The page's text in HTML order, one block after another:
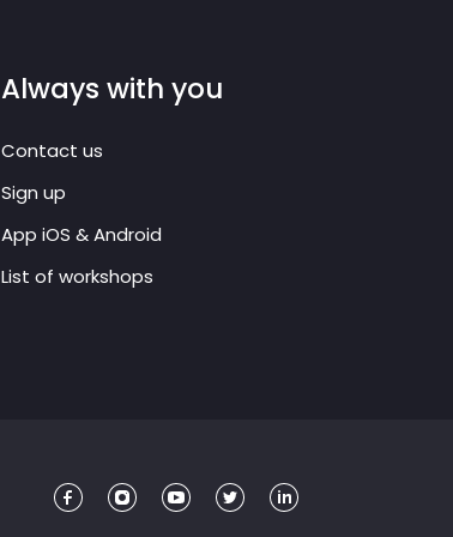
Always with you
Contact us
Sign up
App iOS & Android
List of workshops